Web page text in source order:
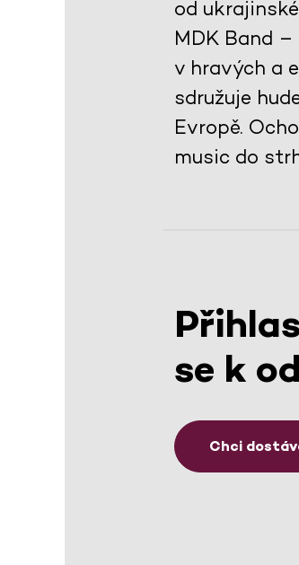
od
MDK Band
v hravých a
sdružuje
Evropě.
music do
se k
Chci